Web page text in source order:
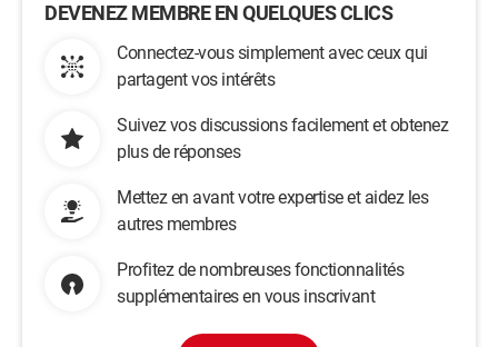
DEVENEZ MEMBRE EN QUELQUES CLICS
Connectez-vous simplement avec ceux qui
partagent vos intérêts
Suivez vos discussions facilement et obtenez
plus de réponses
Mettez en avant votre expertise et aidez les
autres membres
Profitez de nombreuses fonctionnalités
supplémentaires en vous inscrivant